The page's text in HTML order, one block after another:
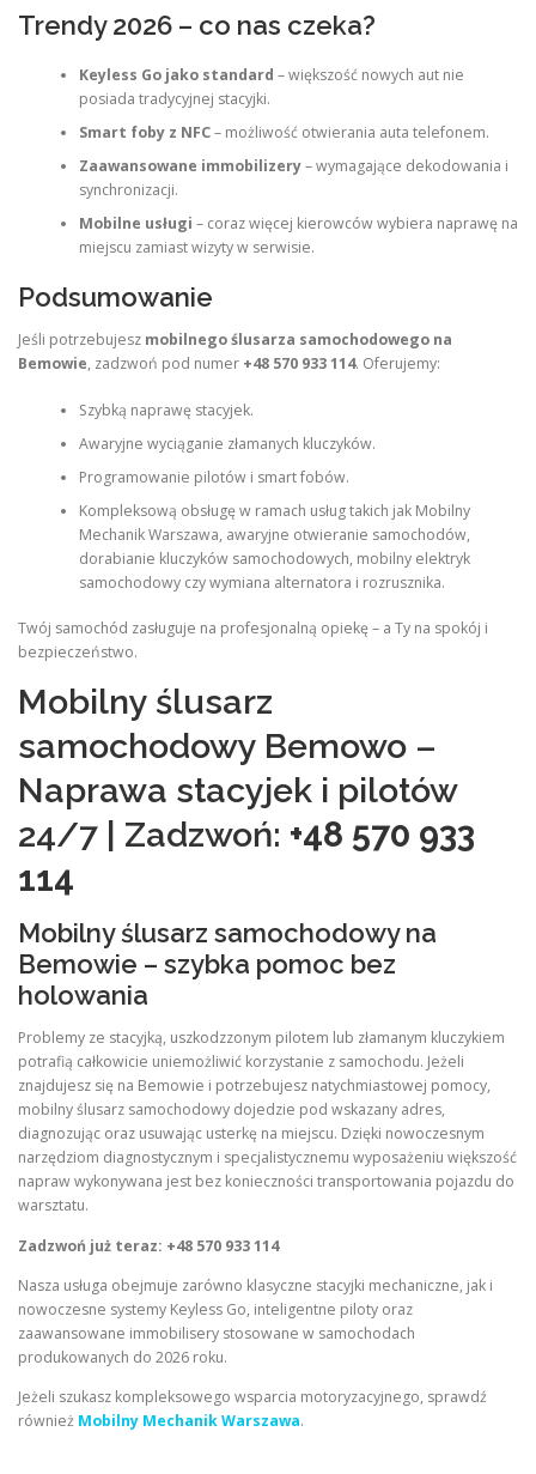
Trendy 2026 – co nas czeka?
Keyless Go jako standard – większość nowych aut nie
posiada tradycyjnej stacyjki.
Smart foby z NFC– możliwość otwierania auta telefonem.
Zaawansowane immobilizery– wymagające dekodowania i
synchronizacji.
Mobilne usługi – coraz więcej kierowców wybiera naprawę na
miejscu zamiast wizyty w serwisie.
Podsumowanie
Jeśli potrzebujesz mobilnego ślusarza samochodowego na
Bemowie, zadzwoń pod numer +48 570 933 114. Oferujemy:
Szybką naprawę stacyjek.
Awaryjne wyciąganie złamanych kluczyków.
Programowanie pilotów i smart fobów.
Kompleksową obsługę w ramach usług takich jak Mobilny
Mechanik Warszawa, awaryjne otwieranie samochodów,
dorabianie kluczyków samochodowych, mobilny elektryk
samochodowy czy wymiana alternatora i rozrusznika.
Twój samochód zasługuje na profesjonalną opiekę – a Ty na spokój i
bezpieczeństwo.
Mobilny ślusarz
samochodowy Bemowo –
Naprawa stacyjek i pilotów
24/7 | Zadzwoń: +48 570 933
114
Mobilny ślusarz samochodowy na
Bemowie – szybka pomoc bez
holowania
Problemy ze stacyjką, uszkodzzonym pilotem lub złamanym kluczykiem
potrafią całkowicie uniemożliwić korzystanie z samochodu. Jeżeli
znajdujesz się na Bemowie i potrzebujesz natychmiastowej pomocy,
mobilny ślusarz samochodowy dojedzie pod wskazany adres,
diagnozując oraz usuwając usterkę na miejscu. Dzięki nowoczesnym
narzędziom diagnostycznym i specjalistycznemu wyposażeniu większość
napraw wykonywana jest bez konieczności transportowania pojazdu do
warsztatu.
Zadzwoń już teraz: +48 570 933 114
Nasza usługa obejmuje zarówno klasyczne stacyjki mechaniczne, jak i
nowoczesne systemy Keyless Go, inteligentne piloty oraz
zaawansowane immobilisery stosowane w samochodach
produkowanych do 2026 roku.
Jeżeli szukasz kompleksowego wsparcia motoryzacyjnego, sprawdź
również Mobilny Mechanik Warszawa.